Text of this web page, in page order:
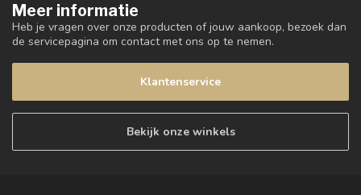
Meer informatie
Heb je vragen over onze producten of jouw aankoop, bezoek dan
de servicepagina om contact met ons op te nemen.
Klantenservice
Bekijk onze winkels